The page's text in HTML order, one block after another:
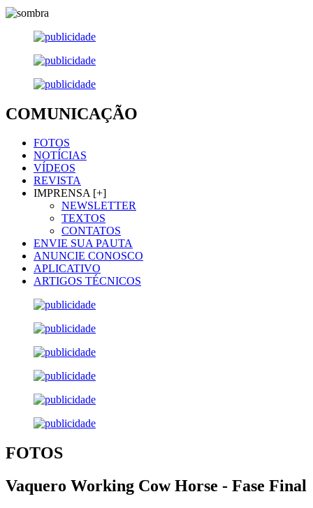
COMUNICAÇÃO
FOTOS
NOTÍCIAS
VÍDEOS
REVISTA
IMPRENSA [+]
NEWSLETTER
TEXTOS
CONTATOS
ENVIE SUA PAUTA
ANUNCIE CONOSCO
APLICATIVO
ARTIGOS TÉCNICOS
FOTOS
Vaquero Working Cow Horse - Fase Final